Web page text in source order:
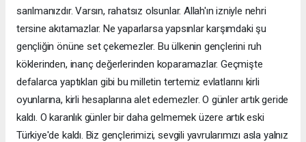
sarılmanızdır. Varsın, rahatsız olsunlar. Allah'ın izniyle nehri
tersine akıtamazlar. Ne yaparlarsa yapsınlar karşımdaki şu
gençliğin önüne set çekemezler. Bu ülkenin gençlerini ruh
köklerinden, inanç değerlerinden koparamazlar. Geçmişte
defalarca yaptıkları gibi bu milletin tertemiz evlatlarını kirli
oyunlarına, kirli hesaplarına alet edemezler. O günler artık geride
kaldı. O karanlık günler bir daha gelmemek üzere artık eski
Türkiye'de kaldı. Biz gençlerimizi, sevgili yavrularımızı asla yalnız